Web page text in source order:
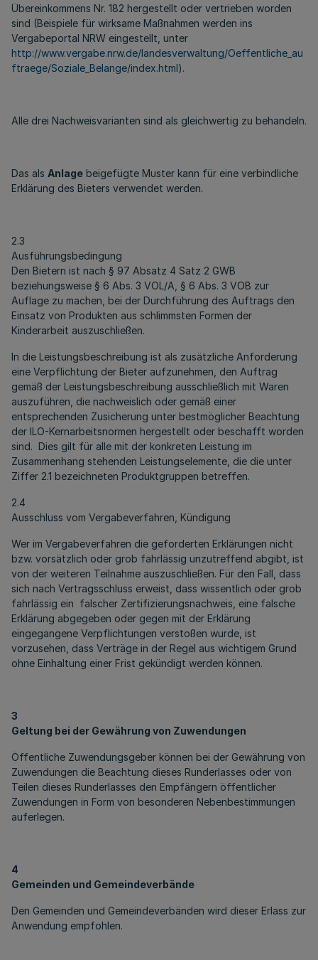
Übereinkommens Nr. 182 hergestellt oder vertrieben worden
sind (Beispiele für wirksame Maßnahmen werden ins
Vergabeportal NRW eingestellt, unter
http://www.vergabe.nrw.de/landesverwaltung/Oeffentliche_au
ftraege/Soziale_Belange/index.html).
Alle drei Nachweisvarianten sind als gleichwertig zu behandeln.
Das als Anlage beigefügte Muster kann für eine verbindliche
Erklärung des Bieters verwendet werden.
2.3
Ausführungsbedingung
Den Bietern ist nach § 97 Absatz 4 Satz 2 GWB
beziehungsweise § 6 Abs. 3 VOL/A, § 6 Abs. 3 VOB zur
Auflage zu machen, bei der Durchführung des Auftrags den
Einsatz von Produkten aus schlimmsten Formen der
Kinderarbeit auszuschließen.
In die Leistungsbeschreibung ist als zusätzliche Anforderung
eine Verpflichtung der Bieter aufzunehmen, den Auftrag
gemäß der Leistungsbeschreibung ausschließlich mit Waren
auszuführen, die nachweislich oder gemäß einer
entsprechenden Zusicherung unter bestmöglicher Beachtung
der ILO-Kernarbeitsnormen hergestellt oder beschafft worden
sind. Dies gilt für alle mit der konkreten Leistung im
Zusammenhang stehenden Leistungselemente, die die unter
Ziffer 2.1 bezeichneten Produktgruppen betreffen.
2.4
Ausschluss vom Vergabeverfahren, Kündigung
Wer im Vergabeverfahren die geforderten Erklärungen nicht
bzw. vorsätzlich oder grob fahrlässig unzutreffend abgibt, ist
von der weiteren Teilnahme auszuschließen. Für den Fall, dass
sich nach Vertragsschluss erweist, dass wissentlich oder grob
fahrlässig ein falscher Zertifizierungsnachweis, eine falsche
Erklärung abgegeben oder gegen mit der Erklärung
eingegangene Verpflichtungen verstoßen wurde, ist
vorzusehen, dass Verträge in der Regel aus wichtigem Grund
ohne Einhaltung einer Frist gekündigt werden können.
3
Geltung bei der Gewährung von Zuwendungen
Öffentliche Zuwendungsgeber können bei der Gewährung von
Zuwendungen die Beachtung dieses Runderlasses oder von
Teilen dieses Runderlasses den Empfängern öffentlicher
Zuwendungen in Form von besonderen Nebenbestimmungen
auferlegen.
4
Gemeinden und Gemeindeverbände
Den Gemeinden und Gemeindeverbänden wird dieser Erlass zur
Anwendung empfohlen.